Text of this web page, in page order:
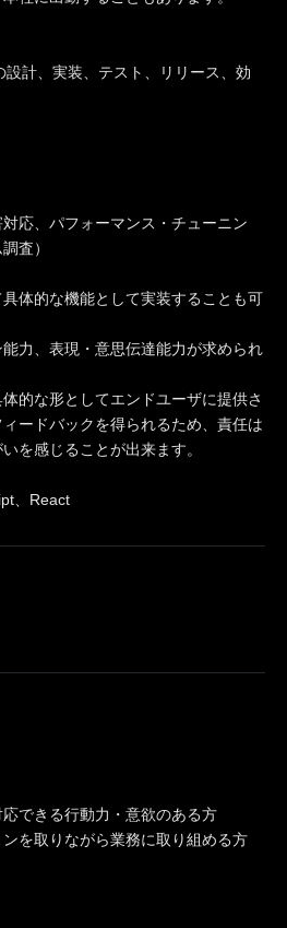
設計、実装、テスト、リリース、効
応、パフォーマンス・チューニン
査）
体的な機能として実装することも可
力、表現・意思伝達能力が求められ
的な形としてエンドユーザに提供さ
ードバックを得られるため、責任は
を感じることが出来ます。
、React
できる行動力・意欲のある方
ンを取りながら業務に取り組める方